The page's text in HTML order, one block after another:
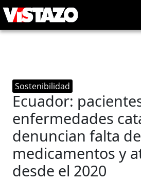
Sostenibilidad
Ecuador:
enfermedades
denuncian falta de
medicamentos y
desde el 2020